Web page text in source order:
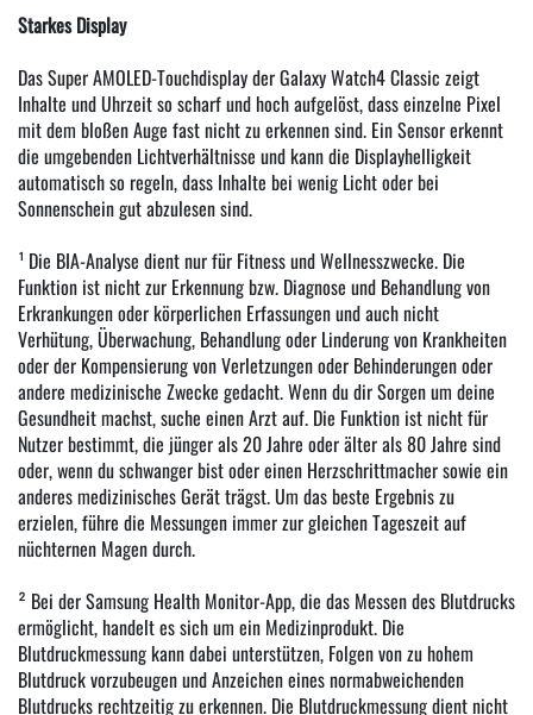
Starkes Display
Das Super AMOLED-Touchdisplay der Galaxy Watch4 Classic zeigt
Inhalte und Uhrzeit so scharf und hoch aufgelöst, dass einzelne Pixel
mit dem bloßen Auge fast nicht zu erkennen sind. Ein Sensor erkennt
die umgebenden Lichtverhältnisse und kann die Displayhelligkeit
automatisch so regeln, dass Inhalte bei wenig Licht oder bei
Sonnenschein gut abzulesen sind.
¹ Die BIA-Analyse dient nur für Fitness und Wellnesszwecke. Die
Funktion ist nicht zur Erkennung bzw. Diagnose und Behandlung von
Erkrankungen oder körperlichen Erfassungen und auch nicht
Verhütung, Überwachung, Behandlung oder Linderung von Krankheiten
oder der Kompensierung von Verletzungen oder Behinderungen oder
andere medizinische Zwecke gedacht. Wenn du dir Sorgen um deine
Gesundheit machst, suche einen Arzt auf. Die Funktion ist nicht für
Nutzer bestimmt, die jünger als 20 Jahre oder älter als 80 Jahre sind
oder, wenn du schwanger bist oder einen Herzschrittmacher sowie ein
anderes medizinisches Gerät trägst. Um das beste Ergebnis zu
erzielen, führe die Messungen immer zur gleichen Tageszeit auf
nüchternen Magen durch.
² Bei der Samsung Health Monitor-App, die das Messen des Blutdrucks
ermöglicht, handelt es sich um ein Medizinprodukt. Die
Blutdruckmessung kann dabei unterstützen, Folgen von zu hohem
Blutdruck vorzubeugen und Anzeichen eines normabweichenden
Blutdrucks rechtzeitig zu erkennen. Die Blutdruckmessung dient nicht